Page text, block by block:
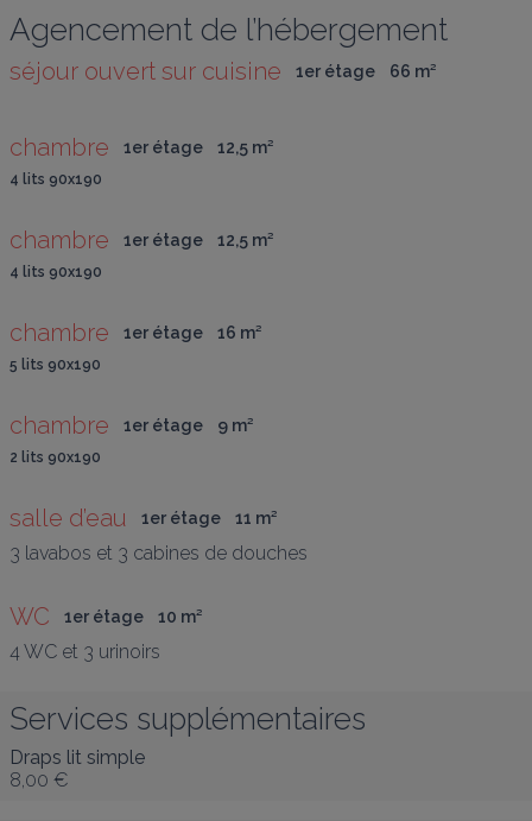
Agencement de l’hébergement
séjour ouvert sur cuisine 1er étage 66 m²
chambre 1er étage 12,5 m²
4 lits 90x190
chambre 1er étage 12,5 m²
4 lits 90x190
chambre 1er étage 16 m²
5 lits 90x190
chambre 1er étage 9 m²
2 lits 90x190
salle d’eau 1er étage 11 m²
3 lavabos et 3 cabines de douches
WC 1er étage 10 m²
4 WC et 3 urinoirs
Services supplémentaires
Draps lit simple
8,00 €